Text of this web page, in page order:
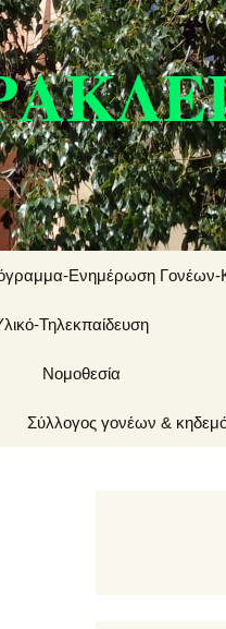
Ενημέρωση Γονέων-
Ωράριο
Τηλεκπαίδευση
Νομοθεσία
Σύλλογος γονέων &